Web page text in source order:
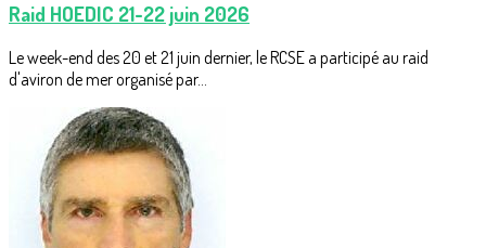
Raid HOEDIC 21-22 juin 2026
Le week-end des 20 et 21 juin dernier, le RCSE a participé au raid
d'aviron de mer organisé par...